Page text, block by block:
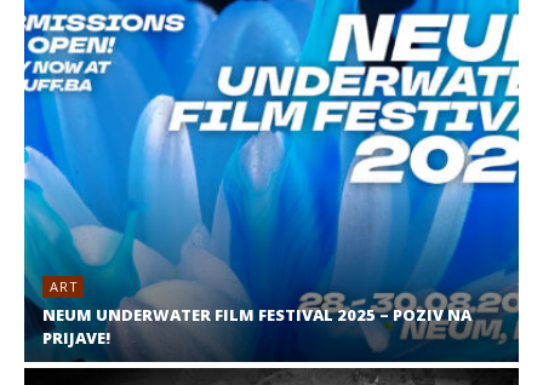
ART
NEUM UNDERWATER FILM FESTIVAL 2025 – POZIV NA
PRIJAVE!